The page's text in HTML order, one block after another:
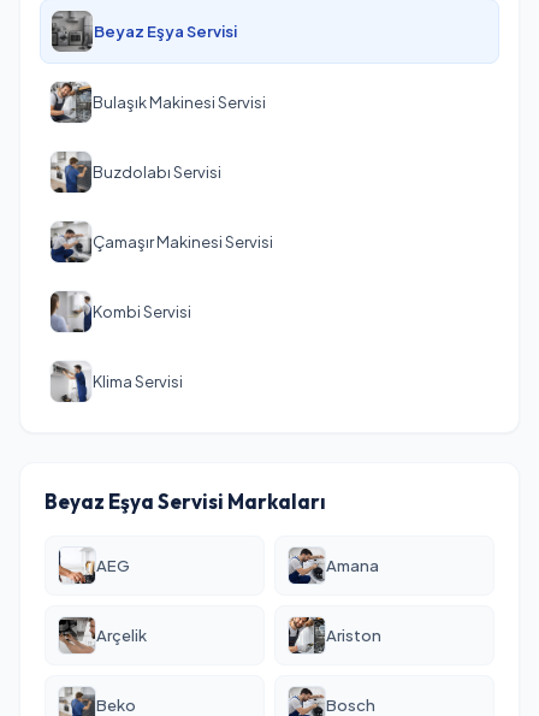
Beyaz Eşya Servisi
Bulaşık Makinesi Servisi
Buzdolabı Servisi
Çamaşır Makinesi Servisi
Kombi Servisi
Klima Servisi
Beyaz Eşya Servisi Markaları
AEG Amana
Arçelik Ariston
Beko Bosch